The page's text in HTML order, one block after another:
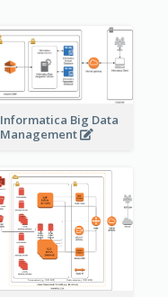
Informatica Big Data
Management